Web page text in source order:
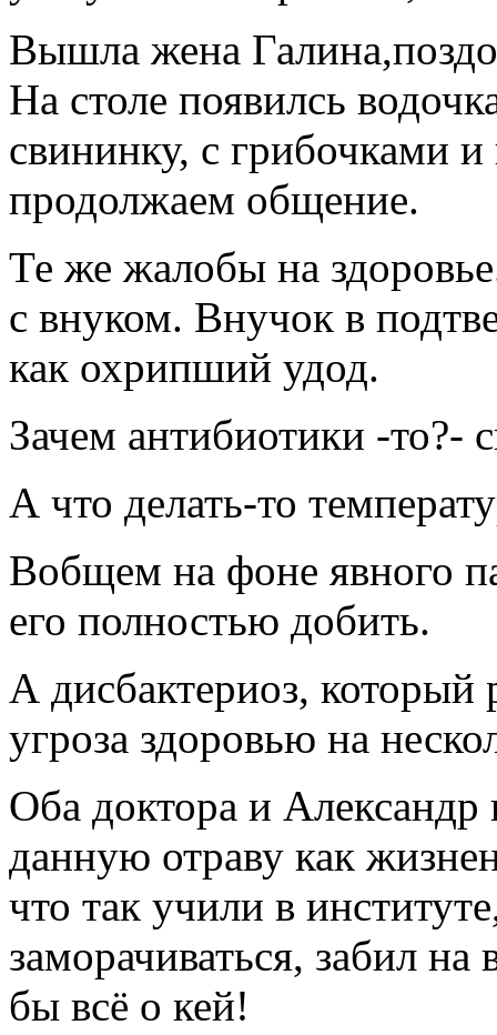
Вышла жена
На столе появилсь
свининку, с грибочками
продолжаем общение.
Те же жалобы на
с внуком. Внучок в
как охрипший удод.
Зачем антибиотики -то?-
А что делать-то
Вобщем на фоне явного
его полностью добить.
А дисбактериоз, который
угроза здоровью на
Оба доктора и
данную отраву как
что так учили в
заморачиваться, забил
бы всё о кей!